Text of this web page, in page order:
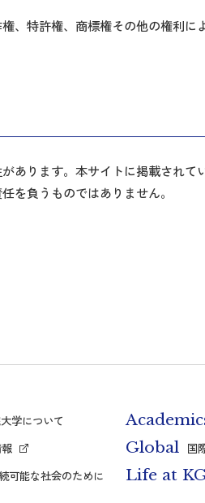
、特許権、商標権その他の権利に
あります。本サイトに掲載されて
を負うものではありません。
学について
Global 国
可能な社会のために Life at